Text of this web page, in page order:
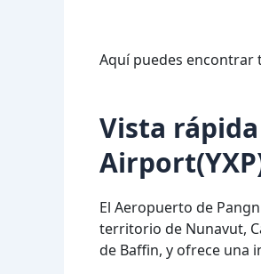
Aquí puedes encontrar
Vista
El Aeropuerto de
territorio de Nunavut,
de Baffin, y ofrece una